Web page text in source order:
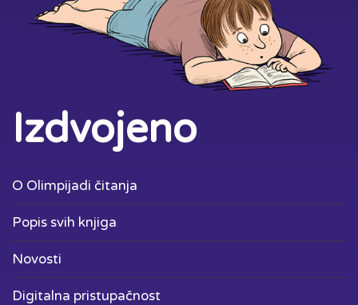
Izdvojeno
O Olimpijadi čitanja
Popis svih knjiga
Novosti
Digitalna pristupačnost